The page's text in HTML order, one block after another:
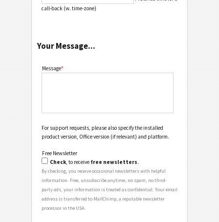
call-back (w. time-zone)
Your Message...
Message*
For support requests, please also specify the installed
product version, Office version (if relevant) and platform.
Free Newsletter
Check, to receive free newsletters.
By checking, you receive occasional newsletters with helpful
information. Free, unsubscribe anytime, no spam, no third-
party ads, your information is treated as confidential. Your email
address is transferred to MailChimp, a reputable newsletter
processor in the USA.